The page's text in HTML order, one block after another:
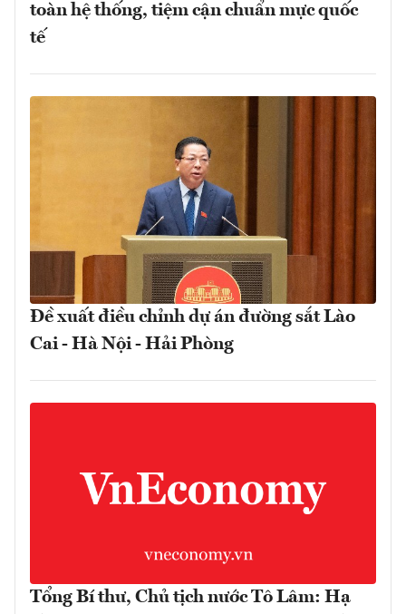
toàn hệ thống, tiệm cận chuẩn mực quốc
tế
Đề xuất điều chỉnh dự án đường sắt Lào
Cai - Hà Nội - Hải Phòng
Tổng Bí thư, Chủ tịch nước Tô Lâm: Hạ